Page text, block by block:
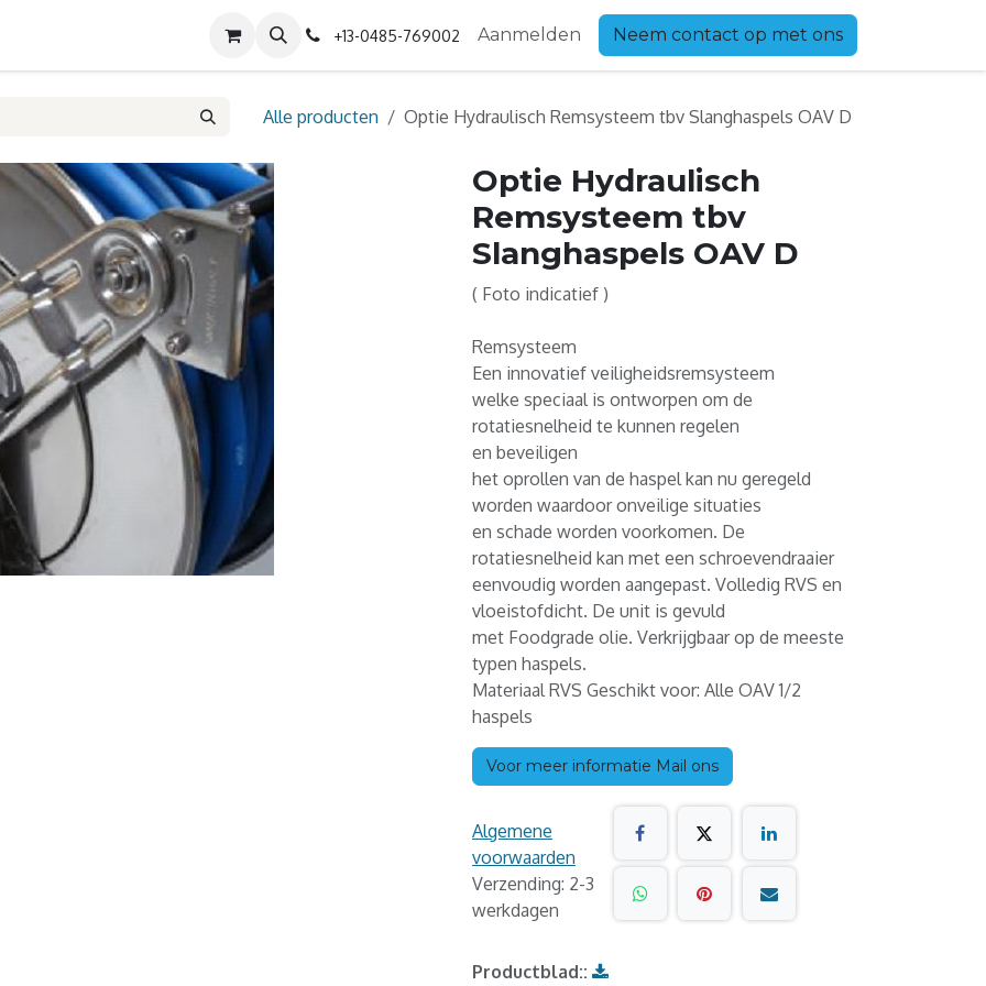
Over ons +13-0485-769002 Aanmelden Neem contact op met ons
Alle producten Optie Hydraulisch Remsysteem tbv Slanghaspels OAV D
Optie Hydraulisch
Remsysteem tbv
Slanghaspels OAV D
( Foto indicatief )
Remsysteem
Een innovatief veiligheidsremsysteem
welke speciaal is ontworpen om de
rotatiesnelheid te kunnen regelen
en beveiligen
het oprollen van de haspel kan nu geregeld
worden waardoor onveilige situaties
en schade worden voorkomen. De
rotatiesnelheid kan met een schroevendraaier
eenvoudig worden aangepast. Volledig RVS en
vloeistofdicht. De unit is gevuld
met Foodgrade olie. Verkrijgbaar op de meeste
typen haspels.
Materiaal RVS Geschikt voor: Alle OAV 1/2
haspels
Voor meer informatie Mail ons
Algemene
voorwaarden
Verzending: 2-3
werkdagen
Productblad::